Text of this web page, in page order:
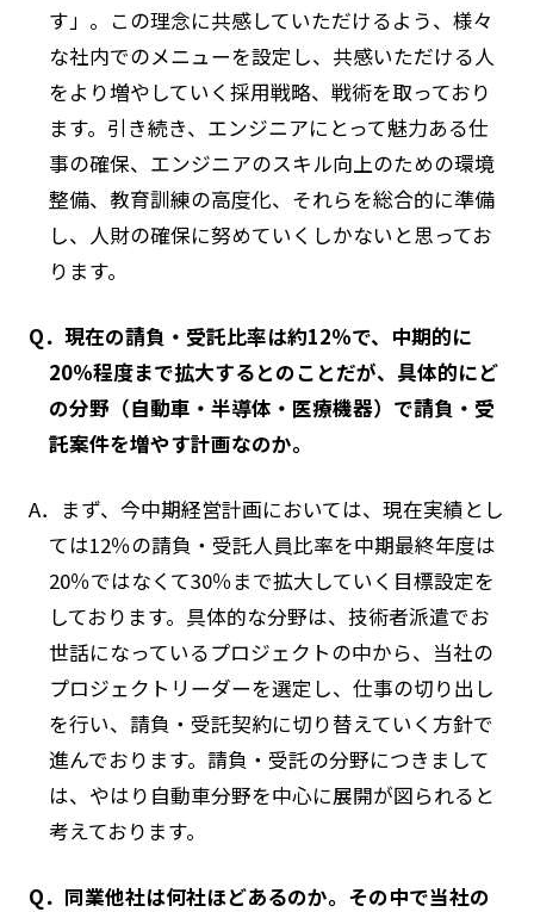
す」。この理念に共感していただけるよう、様々
な社内でのメニューを設定し、共感いただける人
をより増やしていく採用戦略、戦術を取っており
ます。引き続き、エンジニアにとって魅力ある仕
事の確保、エンジニアのスキル向上のための環境
整備、教育訓練の高度化、それらを総合的に準備
し、人財の確保に努めていくしかないと思ってお
ります。
Q．現在の請負・受託比率は約12％で、中期的に
20％程度まで拡大するとのことだが、具体的にど
の分野（自動車・半導体・医療機器）で請負・受
託案件を増やす計画なのか。
A．まず、今中期経営計画においては、現在実績とし
ては12％の請負・受託人員比率を中期最終年度は
20％ではなくて30％まで拡大していく目標設定を
しております。具体的な分野は、技術者派遣でお
世話になっているプロジェクトの中から、当社の
プロジェクトリーダーを選定し、仕事の切り出し
を行い、請負・受託契約に切り替えていく方針で
進んでおります。請負・受託の分野につきまして
は、やはり自動車分野を中心に展開が図られると
考えております。
Q．同業他社は何社ほどあるのか。その中で当社の